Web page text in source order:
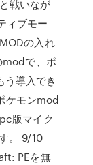
戦いなが
ィブモー
の入れ
modで、ポ
導入でき
ケモンmod
版マイク
。 9/10
PEを無